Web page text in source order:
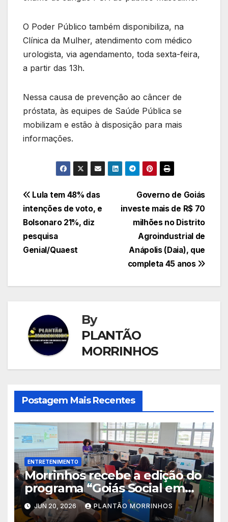
O Poder Público também disponibiliza, na
Clínica da Mulher, atendimento com médico
urologista, via agendamento, toda sexta-feira,
a partir das 13h.
Nessa causa de prevenção ao câncer de
próstata, às equipes de Saúde Pública se
mobilizam e estão à disposição para mais
informações.
Navegação
de
Post
Governo de Goiás
investe mais de R$ 70
milhões no Distrito
Agroindustrial de
Anápolis (Daia), que
completa 45 anos
Lula tem 48% das
intenções de voto, e
Bolsonaro 21%, diz
pesquisa
Genial/Quaest
By
PLANTÃO
MORRINHOS
Postagem Mais Recentes
ENTRETENIMENTO
Morrinhos recebe a edição do
programa “Goiás Social em
Ação” com diversos serviços
gratuitos
JUN 20, 2026 PLANTÃO MORRINHOS